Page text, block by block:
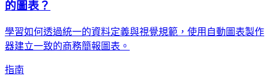
的圖表？
學習如何透過統一的資料定義與視覺規範，使用自動圖表製作
器建立一致的商務簡報圖表。
指南